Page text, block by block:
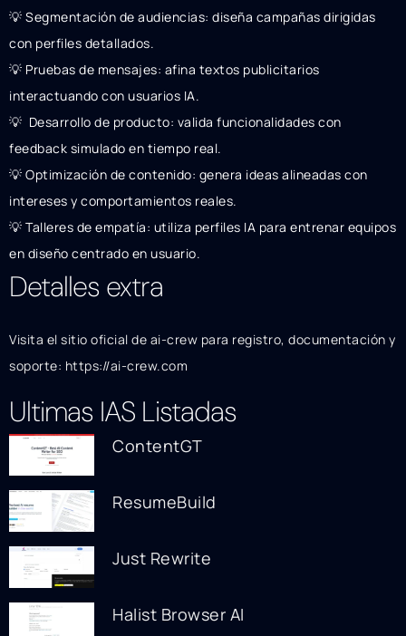
💡 Segmentación de audiencias: diseña campañas dirigidas
con perfiles detallados.
💡 Pruebas de mensajes: afina textos publicitarios
interactuando con usuarios IA.
💡 ️ Desarrollo de producto: valida funcionalidades con
feedback simulado en tiempo real.
💡 Optimización de contenido: genera ideas alineadas con
intereses y comportamientos reales.
💡 Talleres de empatía: utiliza perfiles IA para entrenar equipos
en diseño centrado en usuario.
Detalles extra
Visita el sitio oficial de ai-crew para registro, documentación y
soporte: https://ai-crew.com
Ultimas IAS Listadas
ContentGT
ResumeBuild
Just Rewrite
Halist Browser AI